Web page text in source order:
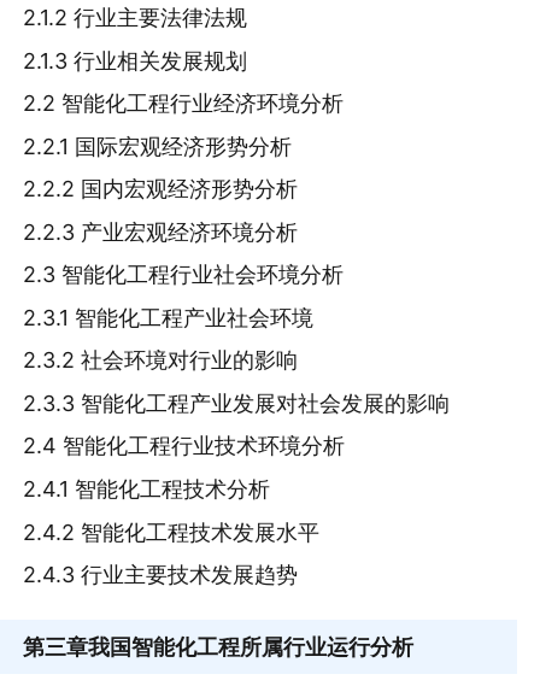
2.1.2 行业主要法律法规
2.1.3 行业相关发展规划
2.2 智能化工程行业经济环境分析
2.2.1 国际宏观经济形势分析
2.2.2 国内宏观经济形势分析
2.2.3 产业宏观经济环境分析
2.3 智能化工程行业社会环境分析
2.3.1 智能化工程产业社会环境
2.3.2 社会环境对行业的影响
2.3.3 智能化工程产业发展对社会发展的影响
2.4 智能化工程行业技术环境分析
2.4.1 智能化工程技术分析
2.4.2 智能化工程技术发展水平
2.4.3 行业主要技术发展趋势
第三章我国智能化工程所属行业运行分析